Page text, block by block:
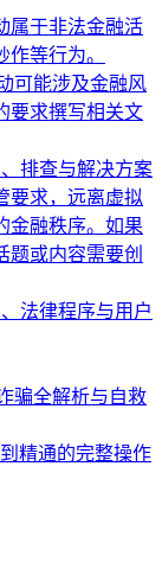
属于非法金融活
等行为。
可能涉及金融风
要求撰写相关文
排查与解决方案
要求，远离虚拟
金融秩序。如果
题或内容需要创
法律程序与用户
骗全解析与自救
精通的完整操作